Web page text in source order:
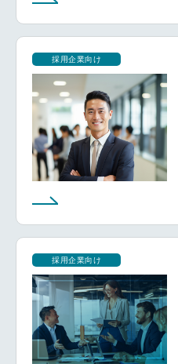
採用企業向け
採用企業向け